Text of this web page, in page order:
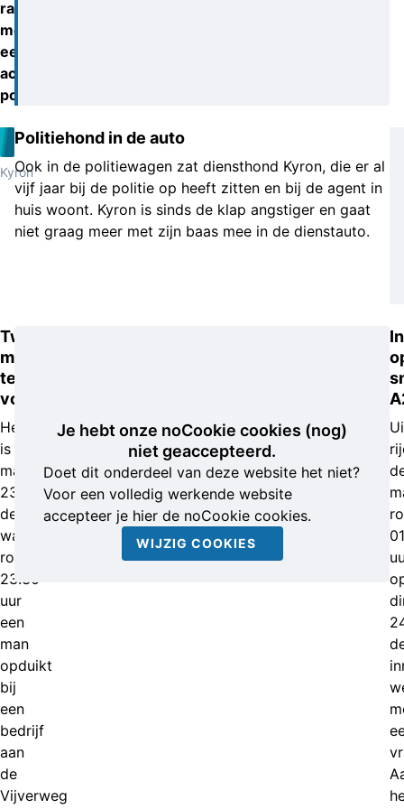
ramden
moedwillig
een
achtervolgende
politieauto.
Kyron
Politiehond in de auto
Ook in de politiewagen zat diensthond Kyron, die er al
vijf jaar bij de politie op heeft zitten en bij de agent in
huis woont. Kyron is sinds de klap angstiger en gaat
niet graag meer met zijn baas mee in de dienstauto.
Twee
mannen
te
voet
Het
is
maandagavond
23
december
wanneer
rond
23.30
uur
een
man
opduikt
bij
een
bedrijf
aan
de
Vijverweg
Je hebt onze noCookie cookies (nog)
niet geaccepteerd.
Doet dit onderdeel van deze website het niet?
Voor een volledig werkende website
accepteer je hier de noCookie cookies.
WIJZIG COOKIES